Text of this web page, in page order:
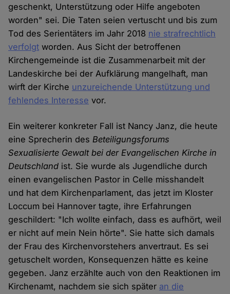
geschenkt, Unterstützung oder Hilfe angeboten
worden" sei. Die Taten seien vertuscht und bis zum
Tod des Serientäters im Jahr 2018 nie strafrechtlich
verfolgt worden. Aus Sicht der betroffenen
Kirchengemeinde ist die Zusammenarbeit mit der
Landeskirche bei der Aufklärung mangelhaft, man
wirft der Kirche unzureichende Unterstützung und
fehlendes Interesse vor.
Ein weiterer konkreter Fall ist Nancy Janz, die heute
eine Sprecherin desBeteiligungsforums
Sexualisierte Gewalt bei der Evangelischen Kirche in
Deutschland ist. Sie wurde als Jugendliche durch
einen evangelischen Pastor in Celle misshandelt
und hat dem Kirchenparlament, das jetzt im Kloster
Loccum bei Hannover tagte, ihre Erfahrungen
geschildert: "Ich wollte einfach, dass es aufhört, weil
er nicht auf mein Nein hörte". Sie hatte sich damals
der Frau des Kirchenvorstehers anvertraut. Es sei
getuschelt worden, Konsequenzen hätte es keine
gegeben. Janz erzählte auch von den Reaktionen im
Kirchenamt, nachdem sie sich später an die